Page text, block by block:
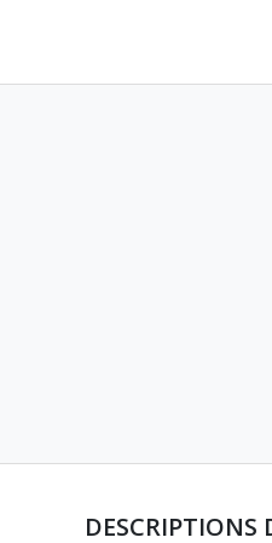
DESCRIPTIONS